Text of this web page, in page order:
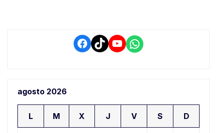
Facebook
TikTokYouTube
WhatsApp
agosto 2026
L M X J V S D